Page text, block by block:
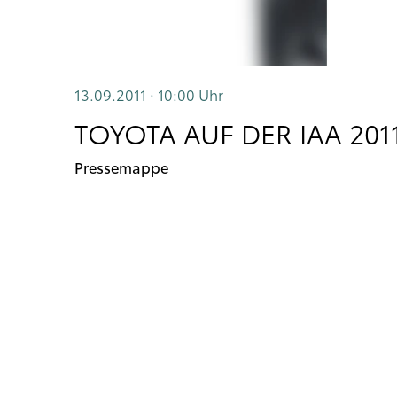
13.09.2011 · 10:00 Uhr
TOYOTA AUF DER IAA
Pressemappe